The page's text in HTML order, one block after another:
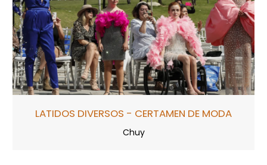
LATIDOS DIVERSOS - CERTAMEN DE MODA
Chuy